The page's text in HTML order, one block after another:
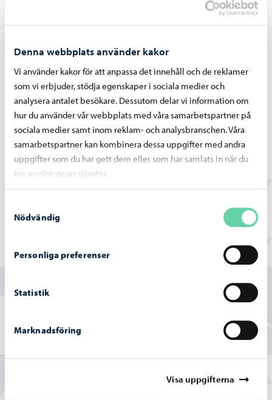
Denna webbplats använder kakor
Vi använder kakor för att anpassa det innehåll och de reklamer
som vi erbjuder, stödja egenskaper i sociala medier och
analysera antalet besökare. Dessutom delar vi information om
hur du använder vår webbplats med våra samarbetspartner på
sociala medier samt inom reklam- och analysbranschen. Våra
samarbetspartner kan kombinera dessa uppgifter med andra
uppgifter som du har gett dem eller som har samlats in när du
har använt deras tjänster.
Nödvändig
Personliga preferenser
Statistik
Marknadsföring
Visa uppgifterna
Hittade du vad du sökte?